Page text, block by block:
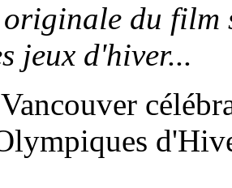
du film
jeux d'hiver...